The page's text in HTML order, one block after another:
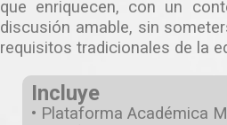
que enriquecen, con un
discusión amable, sin
requisitos tradicionales de la
Incluye
• Plataforma Académica